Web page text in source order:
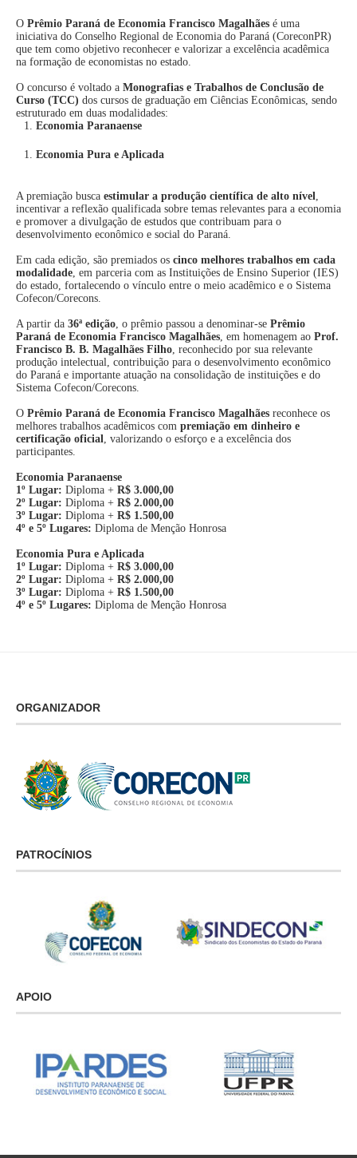
O Prêmio Paraná de Economia Francisco Magalhães é uma
iniciativa do Conselho Regional de Economia do Paraná (CoreconPR)
que tem como objetivo reconhecer e valorizar a excelência acadêmica
na formação de economistas no estado.
O concurso é voltado a Monografias e Trabalhos de Conclusão de
Curso (TCC) dos cursos de graduação em Ciências Econômicas, sendo
estruturado em duas modalidades:
Economia Paranaense
Economia Pura e Aplicada
A premiação busca estimular a produção científica de alto nível,
incentivar a reflexão qualificada sobre temas relevantes para a economia
e promover a divulgação de estudos que contribuam para o
desenvolvimento econômico e social do Paraná.
Em cada edição, são premiados os cinco melhores trabalhos em cada
modalidade, em parceria com as Instituições de Ensino Superior (IES)
do estado, fortalecendo o vínculo entre o meio acadêmico e o Sistema
Cofecon/Corecons.
A partir da 36ª edição, o prêmio passou a denominar-se Prêmio
Paraná de Economia Francisco Magalhães, em homenagem ao Prof.
Francisco B. B. Magalhães Filho, reconhecido por sua relevante
produção intelectual, contribuição para o desenvolvimento econômico
do Paraná e importante atuação na consolidação de instituições e do
Sistema Cofecon/Corecons.
O Prêmio Paraná de Economia Francisco Magalhães reconhece os
melhores trabalhos acadêmicos com premiação em dinheiro e
certificação oficial, valorizando o esforço e a excelência dos
participantes.
Economia Paranaense
1º Lugar: Diploma + R$ 3.000,00
2º Lugar: Diploma + R$ 2.000,00
3º Lugar: Diploma + R$ 1.500,00
4º e 5º Lugares: Diploma de Menção Honrosa
Economia Pura e Aplicada
1º Lugar: Diploma + R$ 3.000,00
2º Lugar: Diploma + R$ 2.000,00
3º Lugar: Diploma + R$ 1.500,00
4º e 5º Lugares: Diploma de Menção Honrosa
ORGANIZADOR
PATROCÍNIOS
APOIO